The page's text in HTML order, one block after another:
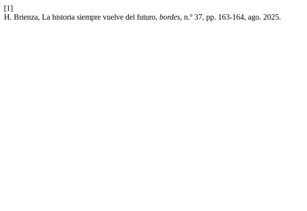
[1]
H. Brienza, La historia siempre vuelve del futuro, bordes, n.º 37, pp. 163-164, ago. 2025.